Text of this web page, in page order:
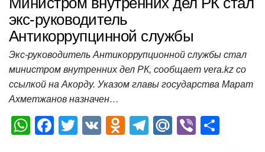
экс-руководитель
Антикоррупцинной службы
Экс-руководитель Антикоррупционной службы стал
министром внутренних дел РК, сообщает vera.kz со
ссылкой на Акорду. Указом главы государства Марат
Ахметжанов назначен…
W
F
T
V
O
T
M
Vi